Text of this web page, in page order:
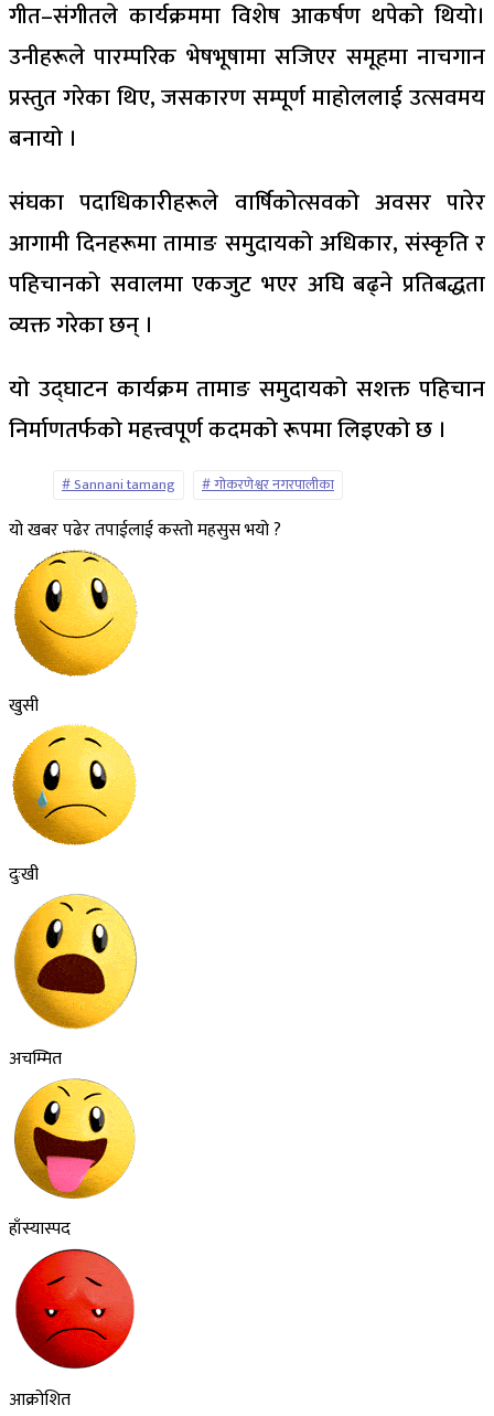
गीत–संगीतले कार्यक्रममा विशेष आकर्षण थपेको थियो।
उनीहरूले पारम्परिक भेषभूषामा सजिएर समूहमा नाचगान
प्रस्तुत गरेका थिए, जसकारण सम्पूर्ण माहोललाई उत्सवमय
बनायो ।
संघका पदाधिकारीहरूले वार्षिकोत्सवको अवसर पारेर
आगामी दिनहरूमा तामाङ समुदायको अधिकार, संस्कृति र
पहिचानको सवालमा एकजुट भएर अघि बढ्ने प्रतिबद्धता
व्यक्त गरेका छन् ।
यो उद्घाटन कार्यक्रम तामाङ समुदायको सशक्त पहिचान
निर्माणतर्फको महत्त्वपूर्ण कदमको रूपमा लिइएको छ ।
Sannani tamang गोकरणेश्वर नगरपालीका
यो खबर पढेर तपाईलाई कस्तो महसुस भयो ?
खुसी
दुःखी
अचम्मित
हाँस्यास्पद
आक्रोशित